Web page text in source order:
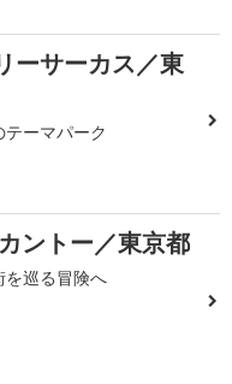
ーサーカス／東
ーマパーク
ントー／東京都
を巡る冒険へ